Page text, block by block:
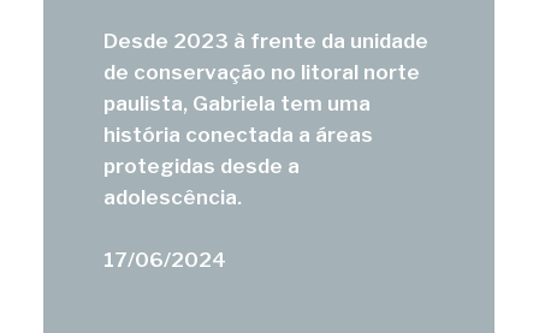
Desde 2023 à frente da unidade
de conservação no litoral norte
paulista, Gabriela tem uma
história conectada a áreas
protegidas desde a
adolescência.
17/06/2024